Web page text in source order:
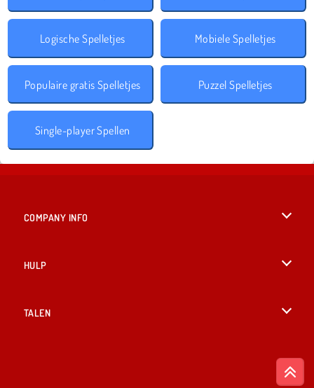
Logische Spelletjes Mobiele Spelletjes
Populaire gratis Spelletjes Puzzel Spelletjes
Single-player Spellen
COMPANY INFO
HULP
TALEN